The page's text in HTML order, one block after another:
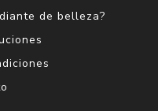
de belleza?